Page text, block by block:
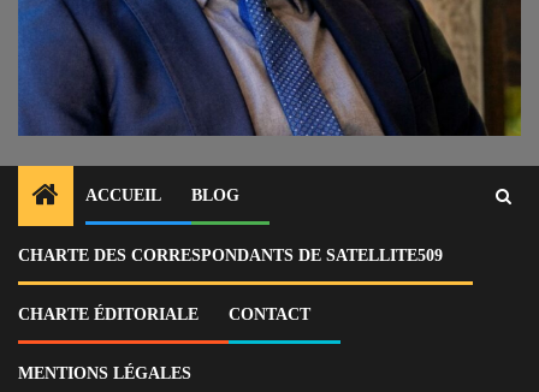
ACCUEIL BLOG
CHARTE DES CORRESPONDANTS DE SATELLITE509
CHARTE ÉDITORIALE CONTACT
MENTIONS LÉGALES
Home
Actu
Junior Bonheur convoqué par le juge Benjamin Félisme : le proche du
pouvoir cité dans une affaire de vols de maisons à Vivy Mitchell